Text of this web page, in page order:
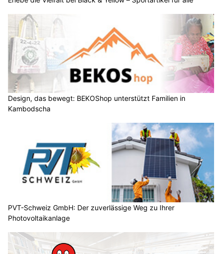
Design, das bewegt: BEKOShop unterstützt Familien in
Kambodscha
PVT-Schweiz GmbH: Der zuverlässige Weg zu Ihrer
Photovoltaikanlage